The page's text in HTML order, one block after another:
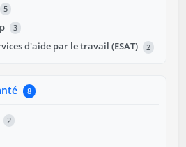
5
3
d'aide par le travail (ESAT) 2
8
2